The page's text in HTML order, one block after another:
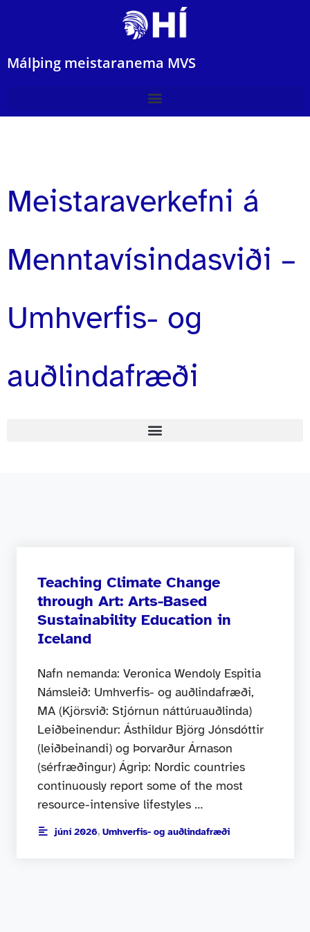
Málþing meistaranema MVS
Meistaraverkefni á
Menntavísindasviði –
Umhverfis- og
auðlindafræði
Teaching Climate Change
through Art: Arts-Based
Sustainability Education in
Iceland
Nafn nemanda: Veronica Wendoly Espitia
Námsleið: Umhverfis- og auðlindafræði,
MA (Kjörsvið: Stjórnun náttúruauðlinda)
Leiðbeinendur: Ásthildur Björg Jónsdóttir
(leiðbeinandi) og Þorvarður Árnason
(sérfræðingur) Ágrip: Nordic countries
continuously report some of the most
resource-intensive lifestyles …
júní 2026, Umhverfis- og auðlindafræði